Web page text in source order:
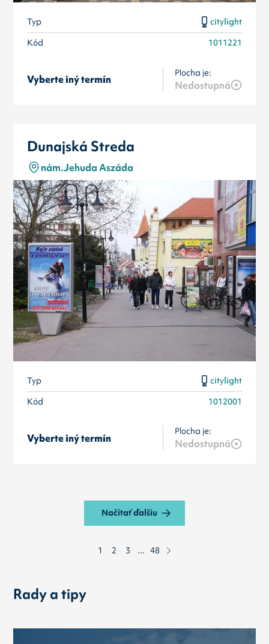
Typ
citylight
Kód
1011221
Vyberte iný termín
Plocha je:
Nedostupná
Dunajská Streda
nám.Jehuda Aszáda
Typ
citylight
Kód
1012001
Vyberte iný termín
Plocha je:
Nedostupná
Načítať ďalšiu
1 2 3 ... 48
Rady a tipy